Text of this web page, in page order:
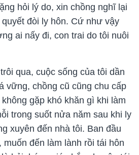
hỏi lý do, xin chồng nghĩ lại
đòi ly hôn. Cứ như vậy
ai nấy đi, con trai do tôi nuôi
qua, cuộc sống của tôi dần
vững, chồng cũ cũng chu cấp
gặp khó khăn gì khi làm
trong suốt nửa năm sau khi ly
xuyên đến nhà tôi. Ban đầu
đến làm lành rồi tái hôn